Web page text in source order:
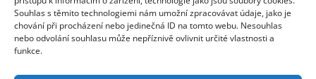
Souhlas s těmito technologiemi nám umožní zpracovávat údaje, jako je
chování při procházení nebo jedinečná ID na tomto webu. Nesouhlas
nebo odvolání souhlasu může nepříznivě ovlivnit určité vlastnosti a
funkce.
Kolem zapálených ohňů muži spí
z popele jak z černé pěny
znovunarozený Fénix